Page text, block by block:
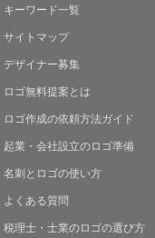
キーワード一覧
サイトマップ
デザイナー募集
ロゴ無料提案とは
ロゴ作成の依頼方法ガイド
起業・会社設立のロゴ準備
名刺とロゴの使い方
よくある質問
税理士・士業のロゴの選び方